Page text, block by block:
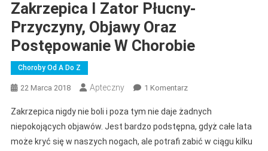
Zakrzepica I Zator Płucny-
Przyczyny, Objawy Oraz
Postępowanie W Chorobie
Choroby Od A Do Z
22 Marca 2018 Apteczny 1 KomentarzDo
I
Zator
Płucny-
Zakrzepica nigdy nie boli i poza tym nie daje żadnych
niepokojących objawów. Jest bardzo podstępna, gdyż całe lata
może kryć się w naszych nogach, ale potrafi zabić w ciągu kilku